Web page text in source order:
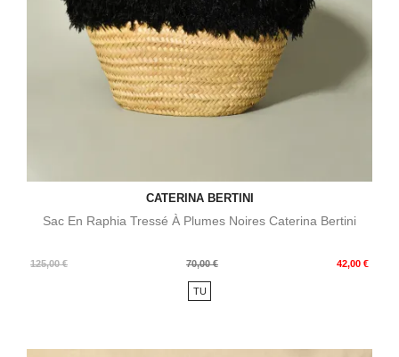
CATERINA BERTINI
Sac En Raphia Tressé À Plumes Noires Caterina Bertini
125,00 €
Prix
70,00 € 42,00 €
Prix
TU